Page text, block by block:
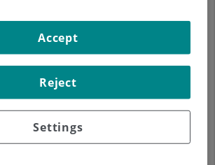
el uso de los robots está
en los últimos años. Gracias a
las complicaciones derivadas de las
Settings
Reject
Accept